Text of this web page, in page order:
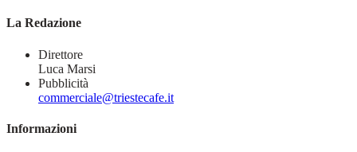
La Redazione
Direttore
Luca Marsi
Pubblicità
commerciale@triestecafe.it
Informazioni